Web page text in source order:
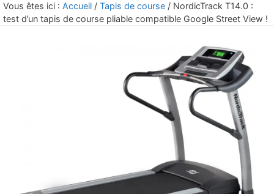
Vous êtes ici : Accueil / Tapis de course / NordicTrack T14.0 :
test d’un tapis de course pliable compatible Google Street View !